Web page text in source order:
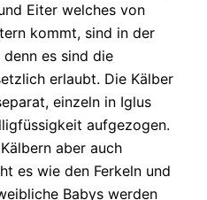
Eiter welches von
kommt, sind in der
es sind die
erlaubt. Die Kälber
einzeln in Iglus
aufgezogen.
aber auch
es wie den Ferkeln und
Babys werden